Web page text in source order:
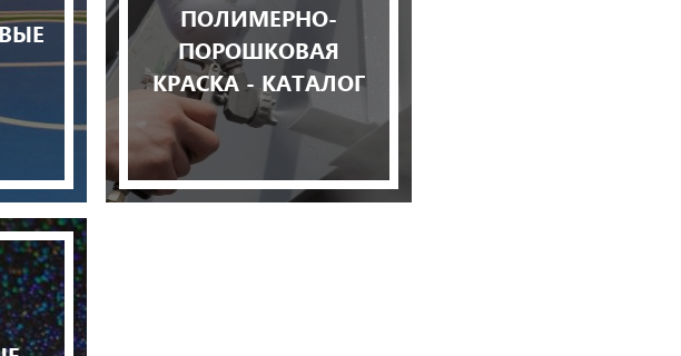
ПОЛИМЕРНО-
ПОРОШКОВАЯ
КРАСКА - КАТАЛОГ